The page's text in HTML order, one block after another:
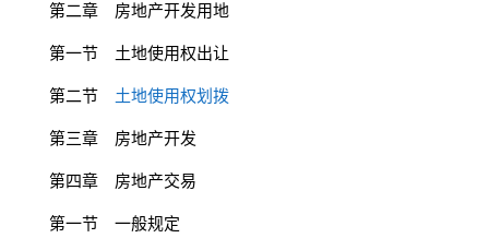
第二章 房地产开发用地
第一节 土地使用权出让
第二节 土地使用权划拨
第三章 房地产开发
第四章 房地产交易
第一节 一般规定